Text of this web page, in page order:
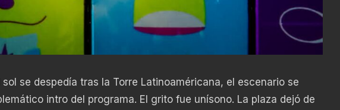
se despedía tras la Torre Latinoaméricana, el escenario se
intro del programa. El grito fue unísono. La plaza dejó de